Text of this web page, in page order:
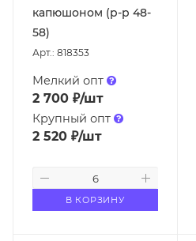
капюшоном (р-р 48-
58)
Арт.: 818353
Мелкий опт
2 700 ₽/шт
Крупный опт
2 520 ₽/шт
В КОРЗИНУ